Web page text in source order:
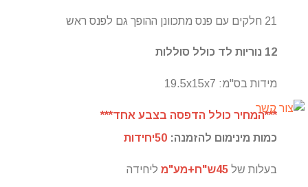
21 חלקים עם פנס מתכוונן ההופך גם לפנס ראש
12 נוריות לד כולל סוללות
מידות בס"מ: 19.5x15x7
***המחיר כולל הדפסה בצבע אחד***
כמות מינימום להזמנה: 50יחידות
בעלות של 45ש"ח+מע"מ ליחידה